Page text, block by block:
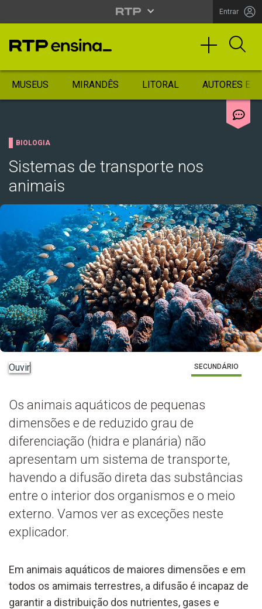
Entrar
MUSEUS MIRANDÊS LITORAL AUTORES
BIOLOGIA
Sistemas de transporte nos
animais
Ouvir SECUNDÁRIO
Os animais aquáticos de pequenas
dimensões e de reduzido grau de
diferenciação (hidra e planária) não
apresentam um sistema de transporte,
havendo a difusão direta das substâncias
entre o interior dos organismos e o meio
externo. Vamos ver as exceções neste
explicador.
Em animais aquáticos de maiores dimensões e em
todos os amimais terrestres, a difusão é incapaz de
garantir a distribuição dos nutrientes, gases e